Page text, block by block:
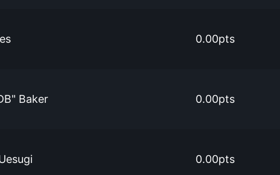
0.00pts
Baker 0.00pts
0.00pts